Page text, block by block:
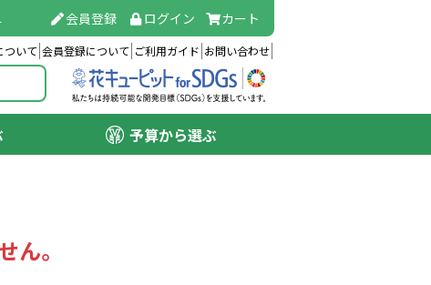
会員登録 ログイン カート
ついて 会員登録について ご利用ガイド お問い合わせ
予算から選ぶ
ん。